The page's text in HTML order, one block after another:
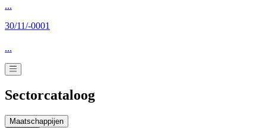
...
30/11/-0001
...
Sectorcataloog
Maatschappijen